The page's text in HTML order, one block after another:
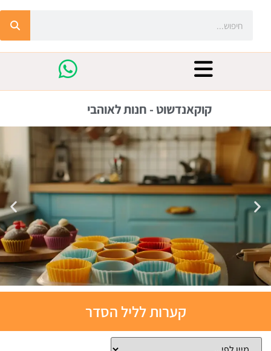
קוקאנדשוט - חנות לאוהבי
תבניות
אפייה
קערות לליל הסדר